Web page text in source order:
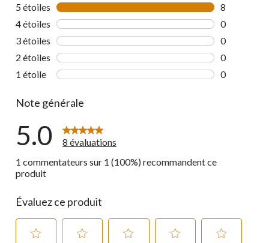
5 étoiles étoiles
8
4 étoiles étoiles
0
3 étoiles étoiles
0
2 étoiles étoiles
0
1 étoile étoiles
0
Note générale
5.0
8 évaluations
1 commentateurs sur 1 (100%) recommandent ce
produit
Évaluez ce produit